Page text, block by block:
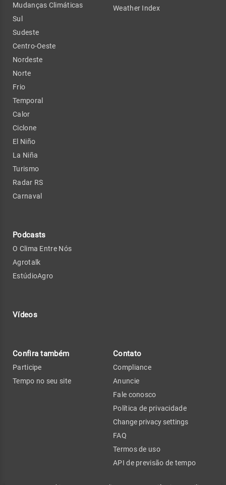
Mudanças Climáticas
Sul
Sudeste
Centro-Oeste
Nordeste
Norte
Frio
Temporal
Calor
Ciclone
El Niño
La Niña
Turismo
Radar RS
Carnaval
Podcasts
O Clima Entre Nós
Agrotalk
EstúdioAgro
Vídeos
Weather Index
Confira também
Participe
Tempo no seu site
Contato
Compliance
Anuncie
Fale conosco
Política de privacidade
Change privacy settings
FAQ
Termos de uso
API de previsão de tempo